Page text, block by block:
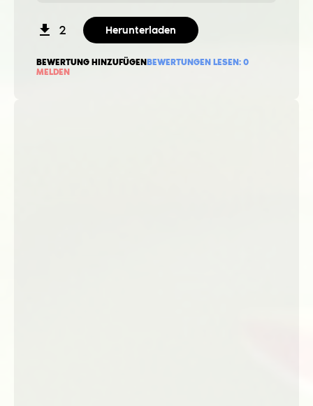
2 Herunterladen
BEWERTUNG HINZUFÜGENBEWERTUNGEN LESEN: 0
MELDEN